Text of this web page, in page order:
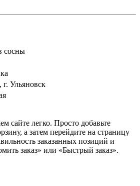
сосны
г. Ульяновск
сайте легко. Просто добавьте
а затем перейдите на страницу
заказанных позиций и
заказ» или «Быстрый заказ».